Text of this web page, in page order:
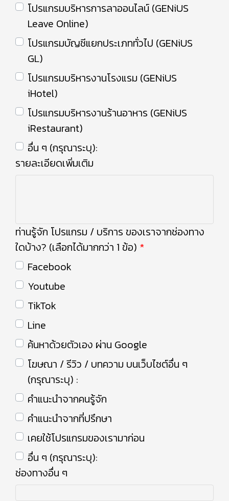
โปรแกรมบริหารการลาออนไลน์ (GENiUS
Leave Online)
โปรแกรมบัญชีแยกประเภททั่วไป (GENiUS
GL)
โปรแกรมบริหารงานโรงแรม (GENiUS
iHotel)
โปรแกรมบริหารงานร้านอาหาร (GENiUS
iRestaurant)
อื่น ๆ (กรุณาระบุ):
รายละเอียดเพิ่มเติม
ท่านรู้จัก โปรแกรม / บริการ ของเราจากช่องทาง
ใดบ้าง? (เลือกได้มากกว่า 1 ข้อ)
Facebook
Youtube
TikTok
Line
ค้นหาด้วยตัวเอง ผ่าน Google
โฆษณา / รีวิว / บทความ บนเว็บไซต์อื่น ๆ
(กรุณาระบุ) :
คำแนะนำจากคนรู้จัก
คำแนะนำจากที่ปรึกษา
เคยใช้โปรแกรมของเรามาก่อน
อื่น ๆ (กรุณาระบุ):
ช่องทางอื่น ๆ